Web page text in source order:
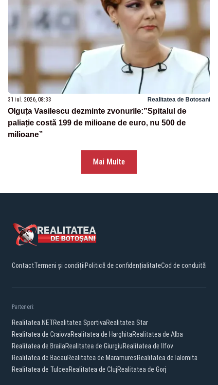
31 iul. 2026, 08:33 Realitatea de Botosani
Olguța Vasilescu dezminte zvonurile:”Spitalul de
paliație costă 199 de milioane de euro, nu 500 de
milioane”
Mai Multe
ContactTermeni și condițiiPolitică de confidențialitateCod de conduită
Parteneri:
Realitatea.NETRealitatea SportivaRealitatea Star
Realitatea de CraiovaRealitatea de HarghitaRealitatea de Alba
Realitatea de BrailaRealitatea de GiurgiuRealitatea de Ilfov
Realitatea de BacauRealitatea de MaramuresRealitatea de Ialomita
Realitatea de TulceaRealitatea de ClujRealitatea de Gorj